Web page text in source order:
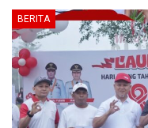
BERITA